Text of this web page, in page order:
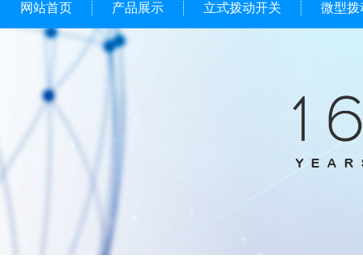
网站首页 产品展示 立式拨动开关 微型拨